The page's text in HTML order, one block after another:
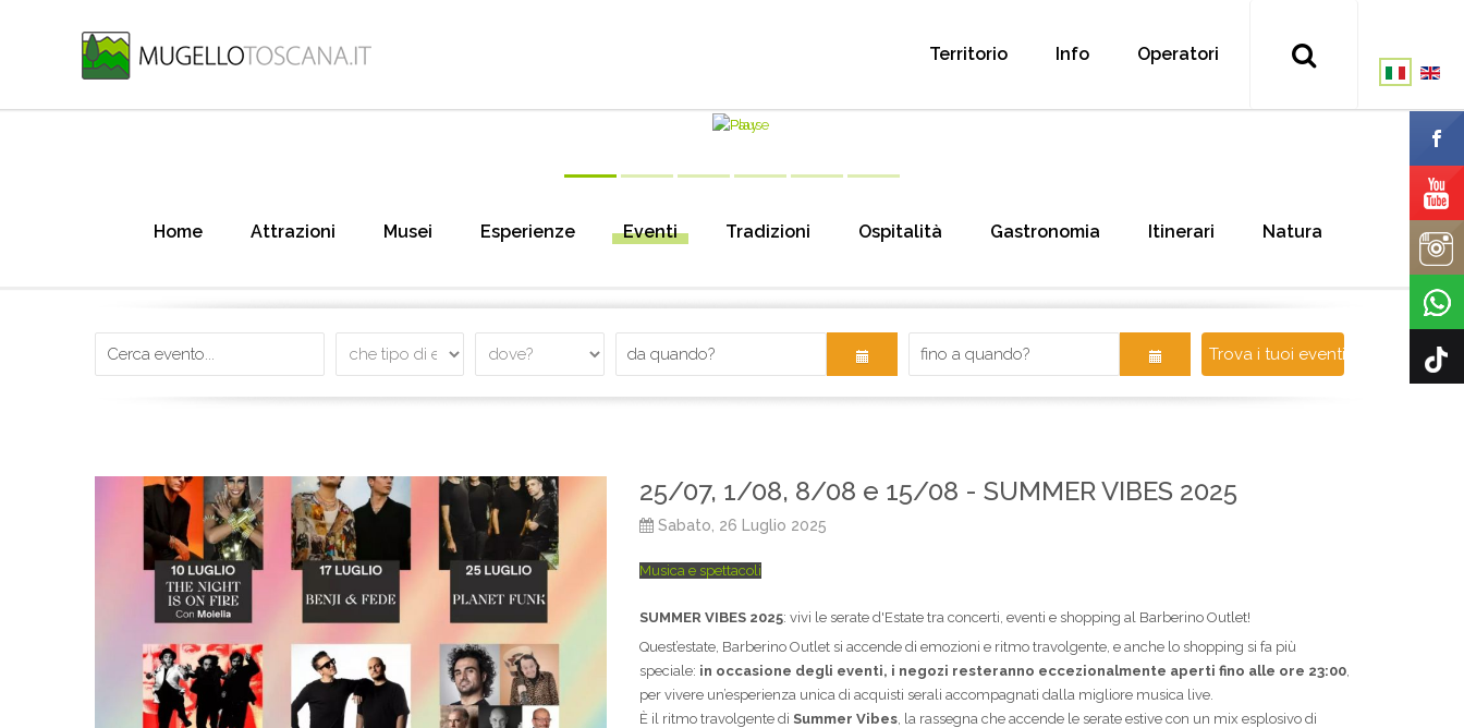
Territorio Info Operatori
Home Attrazioni Musei Esperienze Eventi Tradizioni Ospitalità Gastronomia Itinerari Natura
Trova i tuoi eventi!
25/07, 1/08, 8/08 e 15/08 - SUMMER VIBES 2025
Sabato, 26 Luglio 2025
Musica e spettacoli
SUMMER VIBES 2025: vivi le serate d'Estate tra concerti, eventi e shopping al Barberino Outlet!
Quest’estate, Barberino Outlet si accende di emozioni e ritmo travolgente, e anche lo shopping si fa più
speciale: in occasione degli eventi, i negozi resteranno eccezionalmente aperti fino alle ore 23:00
per vivere un’esperienza unica di acquisti serali accompagnati dalla migliore musica live.
È il ritmo travolgente di Summer Vibes , la rassegna che accende le serate estive con un mix esplosivo di